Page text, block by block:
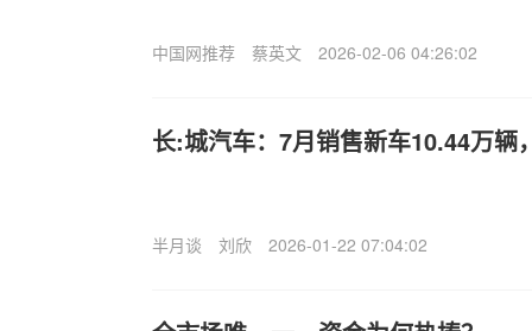
中国网推荐 蔡英文 2026-02-06 04:26:02
长:城汽车：7月销售新车10.44万辆
半月谈 刘欣 2026-01-22 07:04:02